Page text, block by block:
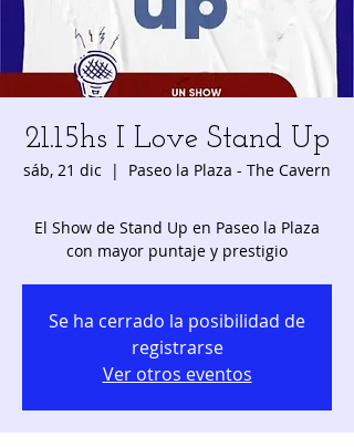
21.15hs I Love Stand Up
sáb, 21 dic
  |
Paseo la Plaza - The Cavern
El Show de Stand Up en Paseo la Plaza
Se ha cerrado la posibilidad de
registrarse
Ver otros eventos